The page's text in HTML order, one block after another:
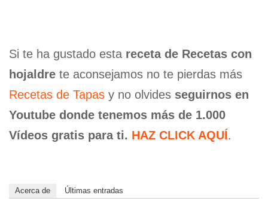
Si te ha gustado esta receta de Recetas con
hojaldre te aconsejamos no te pierdas más
Recetas de Tapas y no olvides seguirnos en
Youtube donde tenemos más de 1.000
Vídeos gratis para ti. HAZ CLICK AQUÍ.
Acerca de Últimas entradas